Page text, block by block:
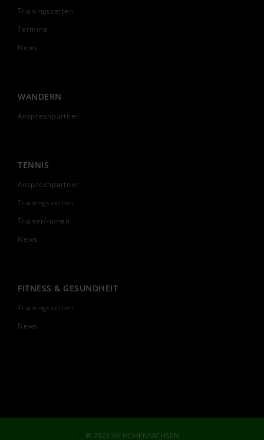
Trainingszeiten
Termine
News
WANDERN
Ansprechpartner
TENNIS
Ansprechpartner
Trainingszeiten
Trainer/-innen
News
FITNESS & GESUNDHEIT
Trainingszeiten
News
® 2023 SG HOHENSACHSEN